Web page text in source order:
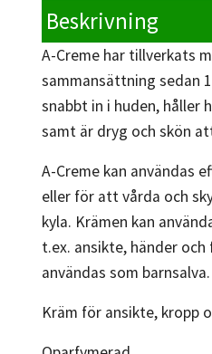
Beskrivning
A-Creme har tillverkats
sammansättning sedan
snabbt in i huden, håller
samt är dryg och skön
A-Creme kan användas
eller för att vårda och
kyla. Krämen kan
t.ex. ansikte, händer
användas som barnsalva.
Kräm för ansikte, kropp